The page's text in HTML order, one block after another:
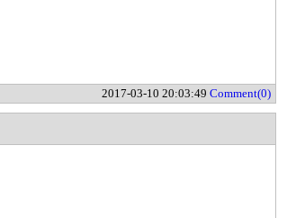
2017-03-10 20:03:49 Comment(0)